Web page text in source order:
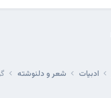
ادبیات شعر و دلنوشته